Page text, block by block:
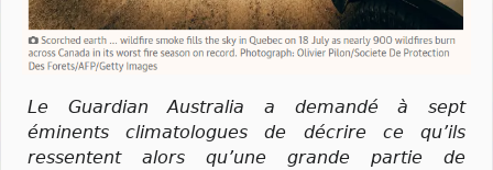
Le Guardian Australia a demandé à sept
éminents climatologues de décrire ce qu’ils
ressentent alors qu’une grande partie de